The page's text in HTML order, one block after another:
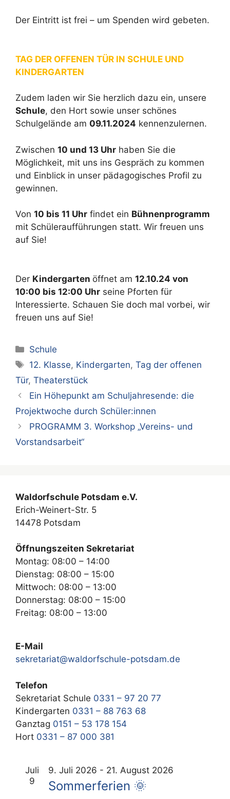
Der Eintritt ist frei – um Spenden wird gebeten.
TAG DER OFFENEN TÜR IN SCHULE UND
KINDERGARTEN
Zudem laden wir Sie herzlich dazu ein, unsere
Schule, den Hort sowie unser schönes
Schulgelände am 09.11.2024 kennenzulernen.
Zwischen 10 und 13 Uhr haben Sie die
Möglichkeit, mit uns ins Gespräch zu kommen
und Einblick in unser pädagogisches Profil zu
gewinnen.
Von 10 bis 11 Uhr findet ein Bühnenprogramm
mit Schüleraufführungen statt. Wir freuen uns
auf Sie!
Der Kindergarten öffnet am 12.10.24 von
10:00 bis 12:00 Uhr seine Pforten für
Interessierte. Schauen Sie doch mal vorbei, wir
freuen uns auf Sie!
Kategorien
Schule
Schlagwörter
12. Klasse, Kindergarten,Tag der offenen
Tür, Theaterstück
Ein Höhepunkt am Schuljahresende: die
Projektwoche durch Schüler:innen
PROGRAMM 3. Workshop „Vereins- und
Vorstandsarbeit“
Waldorfschule Potsdam e.V.
Erich-Weinert-Str. 5
14478 Potsdam
Öffnungszeiten Sekretariat
Montag: 08:00 – 14:00
Dienstag: 08:00 – 15:00
Mittwoch: 08:00 – 13:00
Donnerstag: 08:00 – 15:00
Freitag: 08:00 – 13:00
E-Mail
sekretariat@waldorfschule-potsdam.de
Telefon
Sekretariat Schule 0331 – 97 20 77
Kindergarten 0331 – 88 763 68
Ganztag 0151 – 53 178 154
Hort 0331 – 87 000 381
Juli
9
9. Juli 2026 - 21. August 2026
Sommerferien 🌞